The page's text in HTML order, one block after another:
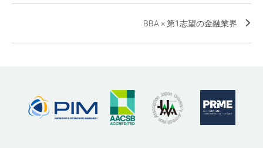
BBA × 第1志望の金融業界